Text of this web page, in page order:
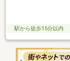
駅から徒歩15分以内